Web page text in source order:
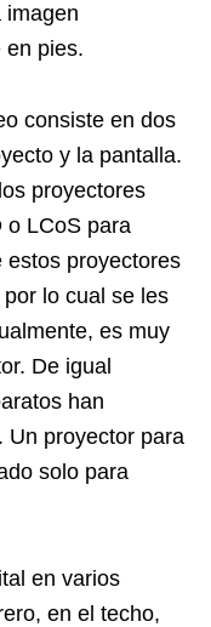
imagen
en pies.
consiste en dos
y la pantalla.
proyectores
o LCoS para
estos proyectores
lo cual se les
es muy
De igual
han
Un proyector para
solo para
en varios
en el techo,